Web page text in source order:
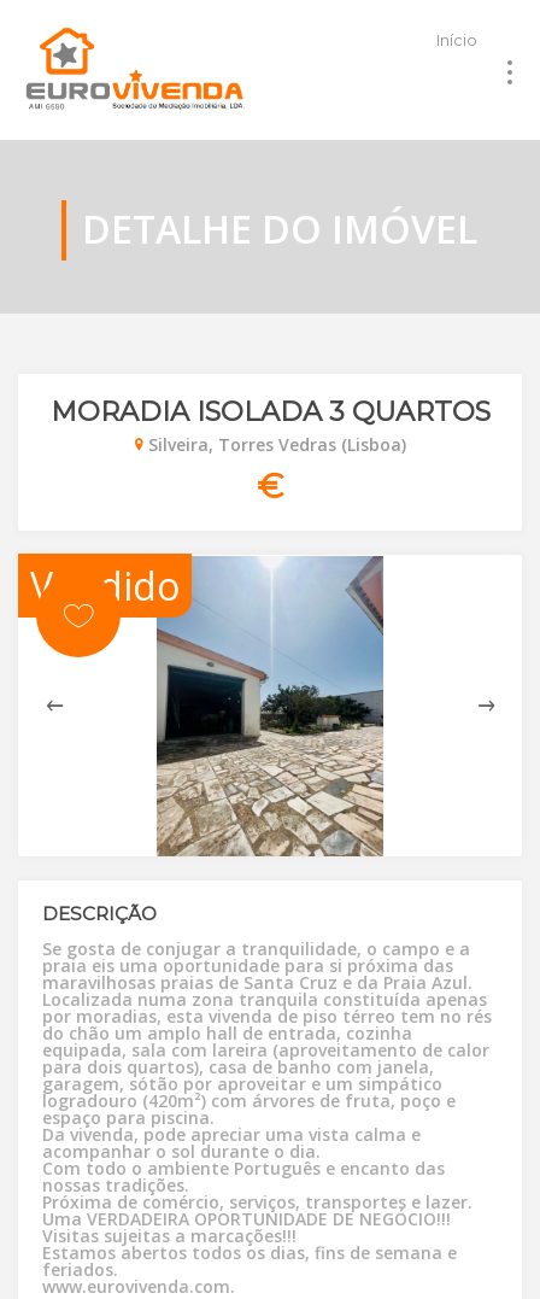
Início
DETALHE DO IMÓVEL
MORADIA ISOLADA 3 QUARTOS
Silveira, Torres Vedras (Lisboa)
€
Vendido
DESCRIÇÃO
Se gosta de conjugar a tranquilidade, o campo e a
praia eis uma oportunidade para si próxima das
maravilhosas praias de Santa Cruz e da Praia Azul.
Localizada numa zona tranquila constituída apenas
por moradias, esta vivenda de piso térreo tem no rés
do chão um amplo hall de entrada, cozinha
equipada, sala com lareira (aproveitamento de calor
para dois quartos), casa de banho com janela,
garagem, sótão por aproveitar e um simpático
logradouro (420m²) com árvores de fruta, poço e
espaço para piscina.
Da vivenda, pode apreciar uma vista calma e
acompanhar o sol durante o dia.
Com todo o ambiente Português e encanto das
nossas tradições.
Próxima de comércio, serviços, transportes e lazer.
Uma VERDADEIRA OPORTUNIDADE DE NEGÓCIO!!!
Visitas sujeitas a marcações!!!
Estamos abertos todos os dias, fins de semana e
feriados.
www.eurovivenda.com.